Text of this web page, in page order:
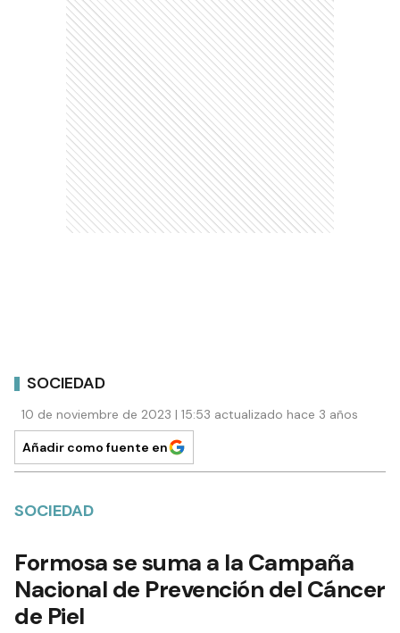
SOCIEDAD
10 de noviembre de 2023 | 15:53 actualizado hace 3 años
Añadir como fuente en
SOCIEDAD
Formosa se suma a la Campaña
Nacional de Prevención del Cáncer
de Piel